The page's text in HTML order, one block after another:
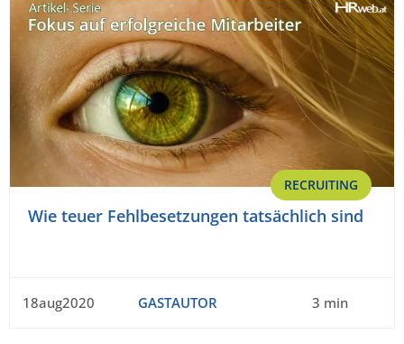
RECRUITING
Wie teuer Fehlbesetzungen tatsächlich sind
18aug2020 GASTAUTOR 3 min